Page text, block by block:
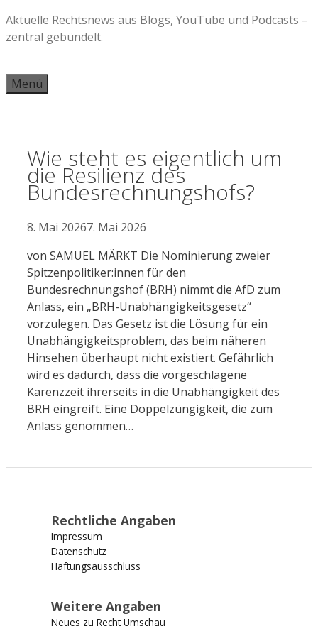
Zum
Inhalt
Aktuelle Rechtsnews aus Blogs, YouTube und Podcasts –
zentral gebündelt.
Menü
Wie steht es eigentlich um
die Resilienz des
Bundesrechnungshofs?
8. Mai 20267. Mai 2026
von SAMUEL MÄRKT Die Nominierung zweier
Spitzenpolitiker:innen für den
Bundesrechnungshof (BRH) nimmt die AfD zum
Anlass, ein „BRH-Unabhängigkeitsgesetz“
vorzulegen. Das Gesetz ist die Lösung für ein
Unabhängigkeitsproblem, das beim näheren
Hinsehen überhaupt nicht existiert. Gefährlich
wird es dadurch, dass die vorgeschlagene
Karenzzeit ihrerseits in die Unabhängigkeit des
BRH eingreift. Eine Doppelzüngigkeit, die zum
Anlass genommen…
Rechtliche Angaben
Impressum
Datenschutz
Haftungsausschluss
Weitere Angaben
Neues zu Recht Umschau